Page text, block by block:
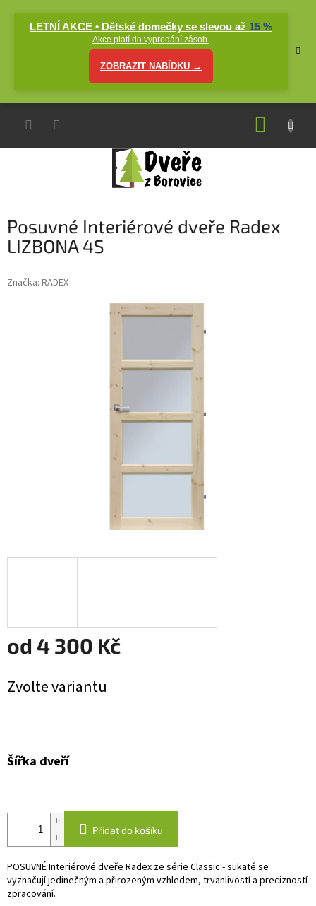
LETNÍ AKCE • Dětské domečky se slevou až 15 %
Akce platí do vyprodání zásob.
ZOBRAZIT NABÍDKU →
Posuvné Interiérové dveře Radex
LIZBONA 4S
Značka: RADEX
od 4 300 Kč
cena:
Zvolte variantu
Šířka dveří
Přidat do košíku
POSUVNÉ Interiérové dveře Radex ze série Classic - sukaté se
vyznačují jedinečným a přirozeným vzhledem, trvanlivostí a precizností
zpracování.